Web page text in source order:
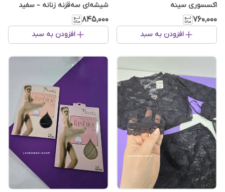
اکسسوری سینه
۷۶۰٬۰۰۰
افزودن به سبد
شیشه‌ای سه‌قزنه زنانه – سفید
کاپ C
۸۴۵٬۰۰۰
افزودن به سبد